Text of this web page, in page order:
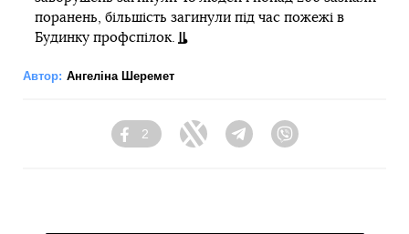
поранень, більшість загинули під час пожежі в
Будинку профспілок.
Автор: Ангеліна Шеремет
Facebook
2
Twitter TelegramViber